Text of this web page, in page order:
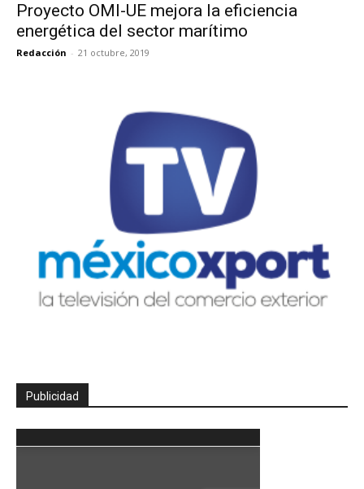
Proyecto OMI-UE mejora la eficiencia
energética del sector marítimo
Redacción - 21 octubre, 2019
Publicidad